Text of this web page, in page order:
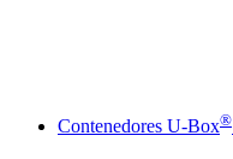
Contenedores U-Box®